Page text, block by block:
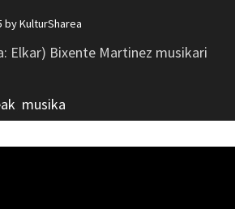
byKulturSharea
Elkar) Bixente Martinez musikari
musika